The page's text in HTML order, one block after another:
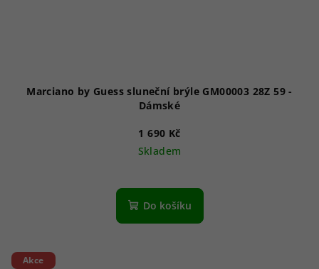
Marciano by Guess sluneční brýle GM00003 28Z 59 -
Dámské
1 690 Kč
Skladem
Do košíku
Akce